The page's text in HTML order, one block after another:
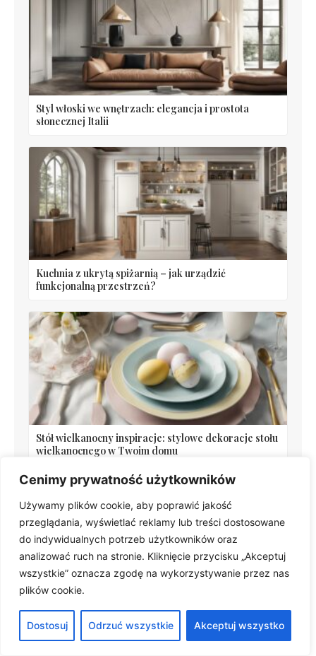
Cenimy prywatność użytkowników
Używamy plików cookie, aby poprawić jakość
przeglądania, wyświetlać reklamy lub treści dostosowane
do indywidualnych potrzeb użytkowników oraz
analizować ruch na stronie. Kliknięcie przycisku „Akceptuj
wszystkie” oznacza zgodę na wykorzystywanie przez nas
plików cookie.
Dostosuj Odrzuć wszystkie Akceptuj wszystko
Styl włoski we wnętrzach: elegancja i prostota
słonecznej Italii
Kuchnia z ukrytą spiżarnią – jak urządzić
funkcjonalną przestrzeń?
Stół wielkanocny inspiracje: stylowe dekoracje stołu
wielkanocnego w Twoim domu
Polecane artykuły